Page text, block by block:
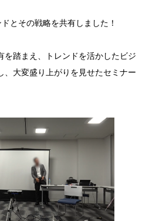
とその戦略を共有しました！
を踏まえ、トレンドを活かしたビジ
、大変盛り上がりを見せたセミナー